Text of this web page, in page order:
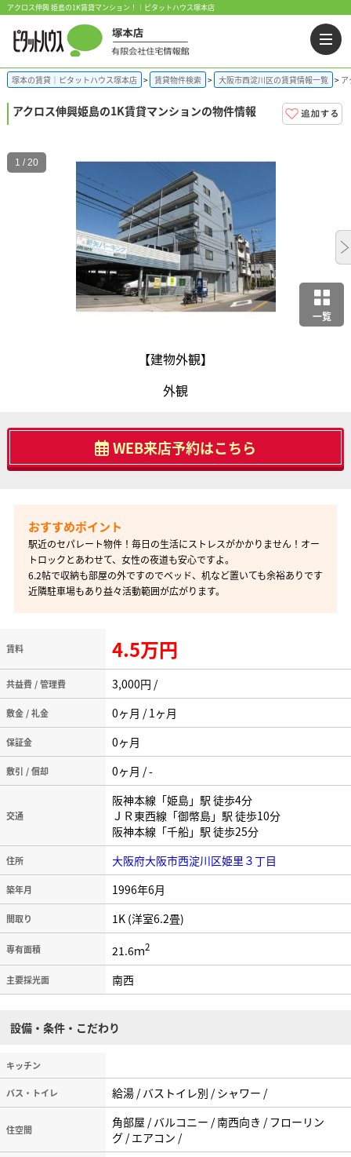
アクロス伸興 姫島の1K賃貸マンション！｜ピタットハウス塚本店
塚本の賃貸｜ピタットハウス塚本店 賃貸物件検索 大阪市西淀川区の賃貸情報一覧
アクロス伸興姫島の1K賃貸マンションの物件情報
一覧
【建物外観】
外観
1 / 20
WEB来店予約はこちら
駅近のセパレート物件！毎日の生活にストレスがかかりません！オー
トロックとあわせて、女性の夜道も安心ですよ。
6.2帖で収納も部屋の外ですのでベッド、机など置いても余裕ありです
近隣駐車場もあり益々活動範囲が広がります。
賃料 4.5万円
共益費 / 管理費 3,000円 /
敷金 / 礼金 0ヶ月 / 1ヶ月
保証金 0ヶ月
敷引 / 償却 0ヶ月 / -
交通
阪神本線「姫島」駅 徒歩4分
ＪＲ東西線「御幣島」駅 徒歩10分
阪神本線「千船」駅 徒歩25分
住所 大阪府大阪市西淀川区姫里３丁目
築年月 1996年6月
間取り 1K (洋室6.2畳)
専有面積 21.6ｍ2
主要採光面 南西
設備・条件・こだわり
キッチン
バス・トイレ 給湯 / バストイレ別 / シャワー /
住空間
角部屋 / バルコニー / 南西向き / フローリン
グ / エアコン /